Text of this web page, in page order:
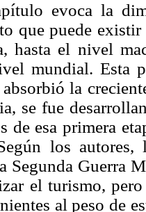
evoca la
que puede
hasta el nivel
mundial. Esta
la
se fue
de esa primera
los autores,
Segunda Guerra
el turismo,
al peso de